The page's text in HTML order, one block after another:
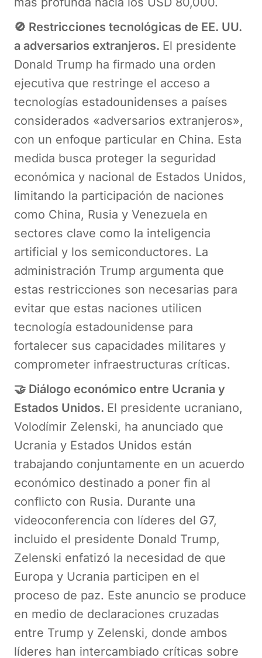
🚫 Restricciones tecnológicas de EE. UU.
a adversarios extranjeros. El presidente
Donald Trump ha firmado una orden
ejecutiva que restringe el acceso a
tecnologías estadounidenses a países
considerados «adversarios extranjeros»,
con un enfoque particular en China. Esta
medida busca proteger la seguridad
económica y nacional de Estados Unidos,
limitando la participación de naciones
como China, Rusia y Venezuela en
sectores clave como la inteligencia
artificial y los semiconductores. La
administración Trump argumenta que
estas restricciones son necesarias para
evitar que estas naciones utilicen
tecnología estadounidense para
fortalecer sus capacidades militares y
comprometer infraestructuras críticas.
🤝 Diálogo económico entre Ucrania y
Estados Unidos. El presidente ucraniano,
Volodímir Zelenski, ha anunciado que
Ucrania y Estados Unidos están
trabajando conjuntamente en un acuerdo
económico destinado a poner fin al
conflicto con Rusia. Durante una
videoconferencia con líderes del G7,
incluido el presidente Donald Trump,
Zelenski enfatizó la necesidad de que
Europa y Ucrania participen en el
proceso de paz. Este anuncio se produce
en medio de declaraciones cruzadas
entre Trump y Zelenski, donde ambos
líderes han intercambiado críticas sobre